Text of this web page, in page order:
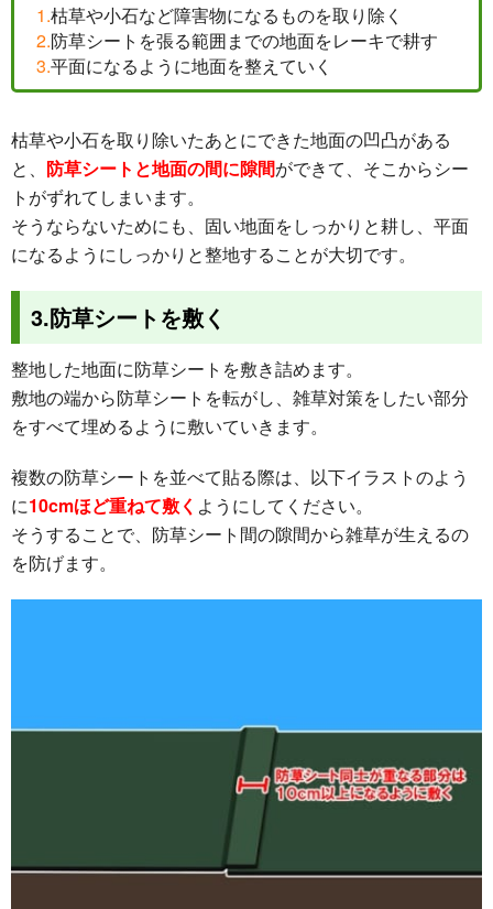
枯草や小石など障害物になるものを取り除く
防草シートを張る範囲までの地面をレーキで耕す
平面になるように地面を整えていく
枯草や小石を取り除いたあとにできた地面の凹凸がある
と、 防草シートと地面の間に隙間ができて、そこからシー
トがずれてしまいます。
そうならないためにも、固い地面をしっかりと耕し、平面
になるようにしっかりと整地することが大切です。
3.防草シートを敷く
整地した地面に防草シートを敷き詰めます。
敷地の端から防草シートを転がし、雑草対策をしたい部分
をすべて埋めるように敷いていきます。
複数の防草シートを並べて貼る際は、以下イラストのよう
に10cmほど重ねて敷く ようにしてください。
そうすることで、防草シート間の隙間から雑草が生えるの
を防げます。